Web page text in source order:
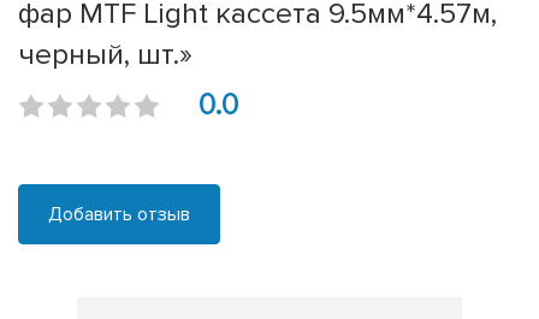
фар MTF Light кассета 9.5мм*4.57м,
черный, шт.»
0.0
Добавить отзыв